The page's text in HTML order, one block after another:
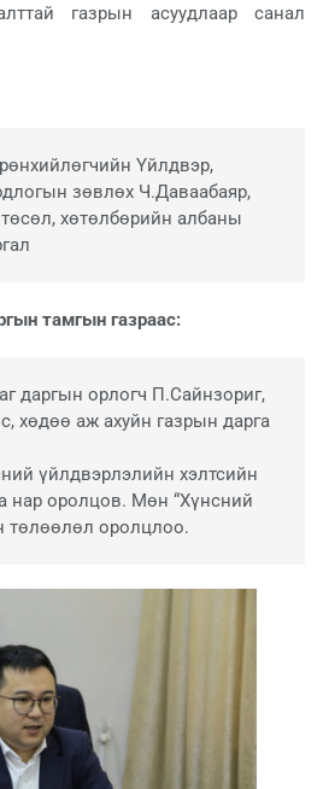
газрын асуудлаар санал
Үйлдвэр,
зөвлөх Ч.Даваабаяр,
хөтөлбөрийн албаны
тамгын газраас:
даргын орлогч П.Сайнзориг,
хөдөө аж ахуйн газрын дарга
үйлдвэрлэлийн хэлтсийн
нар оролцов. Мөн “Хүнсний
төлөөлөл оролцлоо.